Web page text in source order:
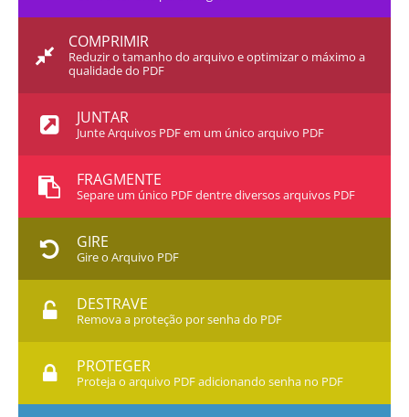
COMPRIMIR
Reduzir o tamanho do arquivo e optimizar o máximo a
qualidade do PDF
JUNTAR
Junte Arquivos PDF em um único arquivo PDF
FRAGMENTE
Separe um único PDF dentre diversos arquivos PDF
GIRE
Gire o Arquivo PDF
DESTRAVE
Remova a proteção por senha do PDF
PROTEGER
Proteja o arquivo PDF adicionando senha no PDF